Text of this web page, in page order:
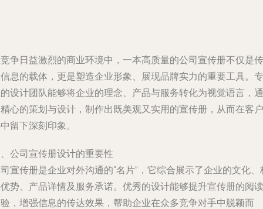
争日益激烈的商业环境中，一本高质量的公司宣传册不仅是传
息的载体，更是塑造企业形象、展现品牌实力的重要工具。专
设计团队能够将企业的理念、产品与服务转化为视觉语言，通
心的策划与设计，制作出既美观又实用的宣传册，从而在客户
留下深刻印象。
公司宣传册设计的重要性
宣传册是企业对外沟通的“名片”，它综合展示了企业的文化、
势、产品详情及服务承诺。优秀的设计能够提升宣传册的阅读
，增强信息的传达效果，帮助企业在众多竞争对手中脱颖而